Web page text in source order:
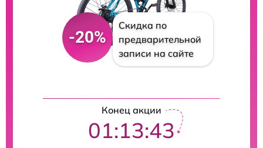
-20%
Скидка по
предварительной
записи на сайте
Конец акции
01:13:42